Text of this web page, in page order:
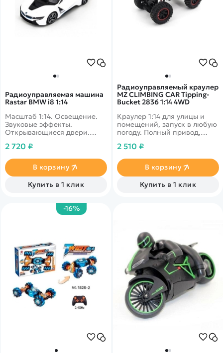
Радиоуправляемая машина
Rastar BMW i8 1:14
Масштаб 1:14. Освещение.
Звуковые эффекты.
Открывающиеся двери.
2 720 ₽
В корзину
Купить в 1 клик
Радиоуправляемый краулер
MZ CLIMBING CAR Tipping-
Bucket 2836 1:14 4WD
Краулер 1:14 для улицы и
помещений, запуск в любую
погоду. Полный привод,
Дальность 70 м, время
2 510 ₽
В корзину
Купить в 1 клик
-16%